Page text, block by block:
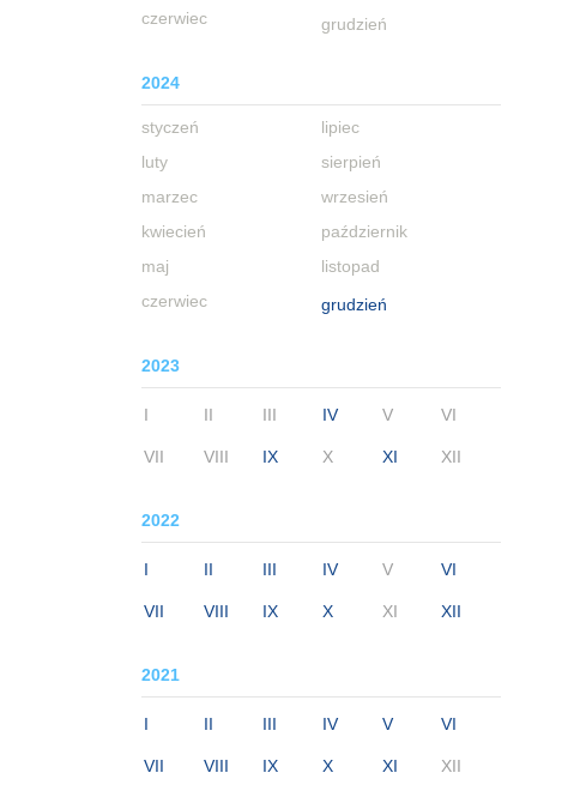
czerwiec
grudzień
2024
styczeń
luty
marzec
kwiecień
maj
czerwiec
lipiec
sierpień
wrzesień
październik
listopad
grudzień
2023
I II III IV V VI
VII VIII IX X XI XII
2022
I II III IV V VI
VII VIII IX X XI XII
2021
I II III IV V VI
VII VIII IX X XI XII